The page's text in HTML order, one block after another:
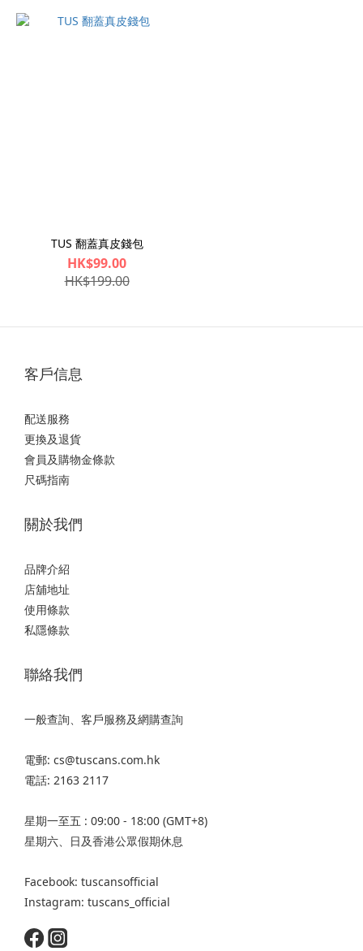
TUS 翻蓋真皮錢包
HK$99.00
HK$199.00
客戶信息
配送服務
更換及退貨
會員及購物金條款
尺碼指南
關於我們
品牌介紹
店舖地址
使用條款
私隱條款
聯絡我們
一般查詢、客戶服務及網購查詢
電郵: cs@tuscans.com.hk
電話: 2163 2117
星期一至五 : 09:00 - 18:00 (GMT+8)
星期六、日及香港公眾假期休息
Facebook: tuscansofficial
Instagram: tuscans_official